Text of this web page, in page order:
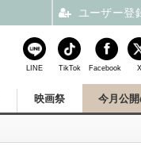
映画祭 今月公
LINE TikTok Facebook X
ユーザー登